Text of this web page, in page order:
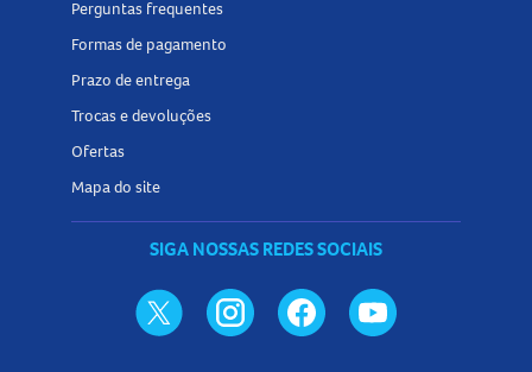
Perguntas frequentes
Formas de pagamento
Prazo de entrega
Trocas e devoluções
Ofertas
Mapa do site
SIGA NOSSAS REDES SOCIAIS